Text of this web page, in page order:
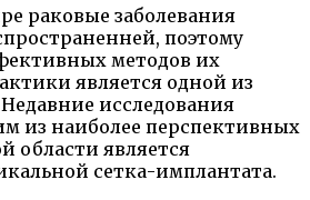
раковые заболевания
поэтому
методов их
является одной из
исследования
из наиболее перспективных
области является
сетка-имплантата.